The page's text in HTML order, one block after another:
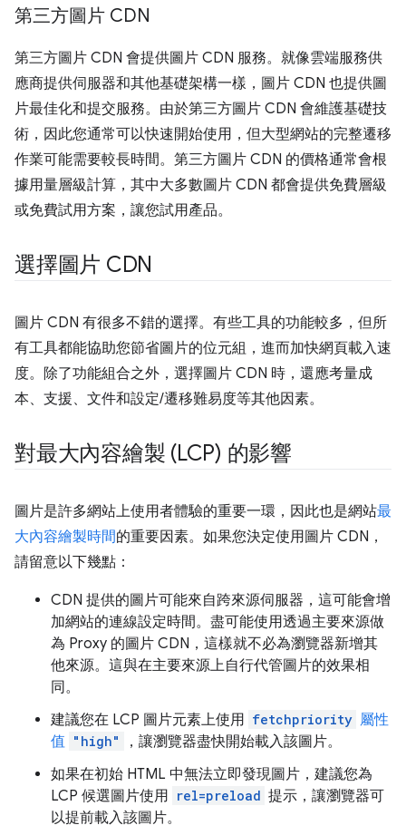
第三方圖片 CDN
第三方圖片 CDN 會提供圖片 CDN 服務。就像雲端服務供
應商提供伺服器和其他基礎架構一樣，圖片 CDN 也提供圖
片最佳化和提交服務。由於第三方圖片 CDN 會維護基礎技
術，因此您通常可以快速開始使用，但大型網站的完整遷移
作業可能需要較長時間。第三方圖片 CDN 的價格通常會根
據用量層級計算，其中大多數圖片 CDN 都會提供免費層級
或免費試用方案，讓您試用產品。
選擇圖片 CDN
圖片 CDN 有很多不錯的選擇。有些工具的功能較多，但所
有工具都能協助您節省圖片的位元組，進而加快網頁載入速
度。除了功能組合之外，選擇圖片 CDN 時，還應考量成
本、支援、文件和設定/遷移難易度等其他因素。
對最大內容繪製 (LCP) 的影響
圖片是許多網站上使用者體驗的重要一環，因此也是網站最
大內容繪製時間的重要因素。如果您決定使用圖片 CDN，
請留意以下幾點：
CDN 提供的圖片可能來自跨來源伺服器，這可能會增
加網站的連線設定時間。盡可能使用透過主要來源做
為 Proxy 的圖片 CDN，這樣就不必為瀏覽器新增其
他來源。這與在主要來源上自行代管圖片的效果相
同。
建議您在 LCP 圖片元素上使用 fetchpriority 屬性
值 "high"
，讓瀏覽器盡快開始載入該圖片。
如果在初始 HTML 中無法立即發現圖片，建議您為
LCP 候選圖片使用 rel=preload 提示，讓瀏覽器可
以提前載入該圖片。